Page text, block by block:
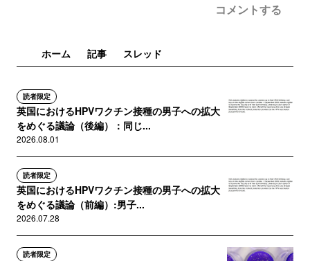
コメントする
ホーム 記事 スレッド
読者限定
英国におけるHPVワクチン接種の男子への拡大
をめぐる議論（後編）：同じ...
2026.08.01
読者限定
英国におけるHPVワクチン接種の男子への拡大
をめぐる議論（前編）:男子...
2026.07.28
読者限定